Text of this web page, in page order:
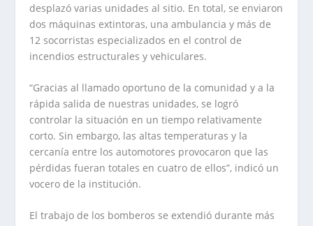
desplazó varias unidades al sitio. En total, se enviaron
dos máquinas extintoras, una ambulancia y más de
12 socorristas especializados en el control de
incendios estructurales y vehiculares.
“Gracias al llamado oportuno de la comunidad y a la
rápida salida de nuestras unidades, se logró
controlar la situación en un tiempo relativamente
corto. Sin embargo, las altas temperaturas y la
cercanía entre los automotores provocaron que las
pérdidas fueran totales en cuatro de ellos”, indicó un
vocero de la institución.
El trabajo de los bomberos se extendió durante más